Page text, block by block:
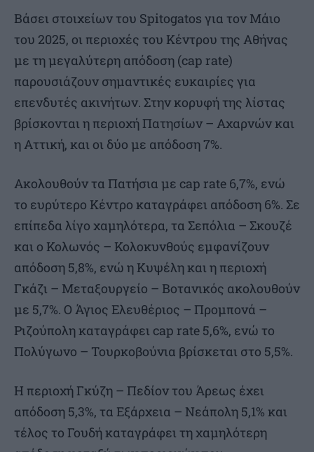
Βάσει στοιχείων του Spitogatos για τον Μάιο
του 2025, οι περιοχές του Κέντρου της Αθήνας
με τη μεγαλύτερη απόδοση (cap rate)
παρουσιάζουν σημαντικές ευκαιρίες για
επενδυτές ακινήτων. Στην κορυφή της λίστας
βρίσκονται η περιοχή Πατησίων – Αχαρνών και
η Αττική, και οι δύο με απόδοση 7%.
Ακολουθούν τα Πατήσια με cap rate 6,7%, ενώ
το ευρύτερο Κέντρο καταγράφει απόδοση 6%. Σε
επίπεδα λίγο χαμηλότερα, τα Σεπόλια – Σκουζέ
και ο Κολωνός – Κολοκυνθούς εμφανίζουν
απόδοση 5,8%, ενώ η Κυψέλη και η περιοχή
Γκάζι – Μεταξουργείο – Βοτανικός ακολουθούν
με 5,7%. Ο Άγιος Ελευθέριος – Προμπονά –
Ριζούπολη καταγράφει cap rate 5,6%, ενώ το
Πολύγωνο – Τουρκοβούνια βρίσκεται στο 5,5%.
Η περιοχή Γκύζη – Πεδίον του Άρεως έχει
απόδοση 5,3%, τα Εξάρχεια – Νεάπολη 5,1% και
τέλος το Γουδή καταγράφει τη χαμηλότερη